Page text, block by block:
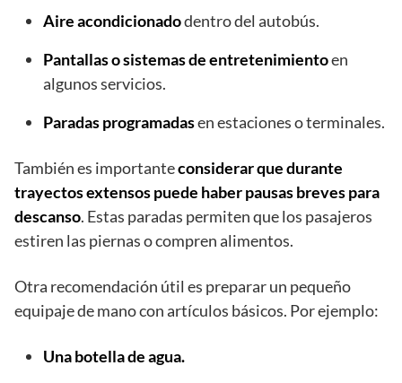
Aire acondicionadodentro del autobús.
Pantallas o sistemas de entretenimientoen
algunos servicios.
Paradas programadasen estaciones o terminales.
También es importanteconsiderar que durante
trayectos extensos puede haber pausas breves para
descanso. Estas paradas permiten que los pasajeros
estiren las piernas o compren alimentos.
Otra recomendación útil es preparar un pequeño
equipaje de mano con artículos básicos. Por ejemplo:
Una botella de agua.